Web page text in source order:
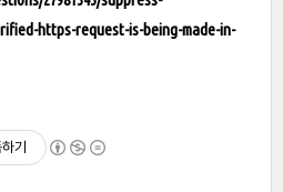
https-request-is-being-made-in-
기